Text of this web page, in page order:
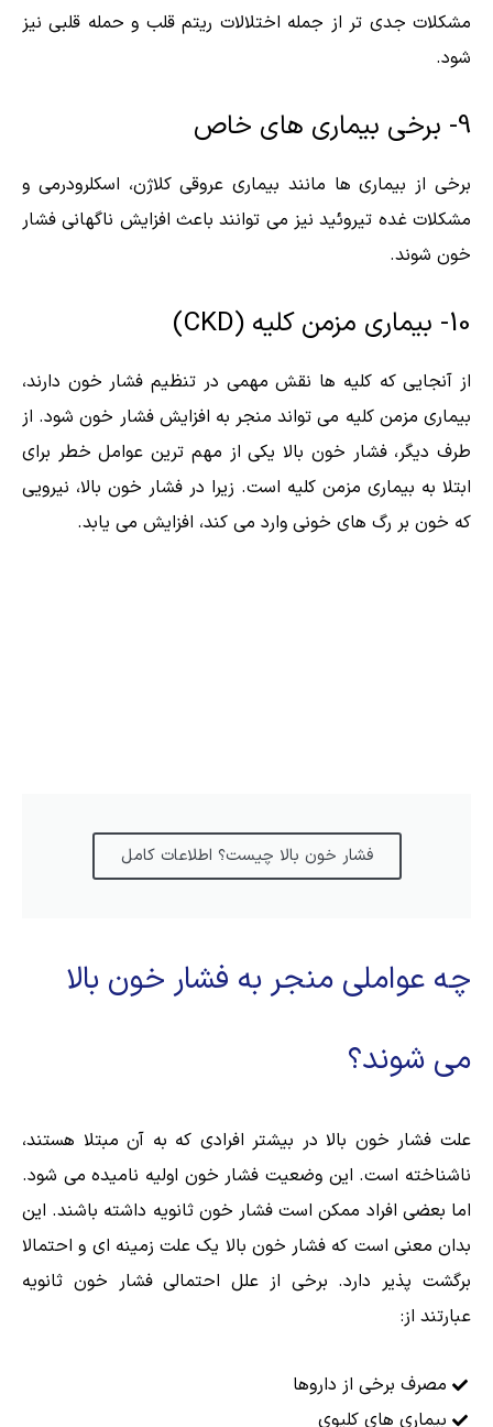
مشکلات جدی تر از جمله اختلالات ریتم قلب و حمله قلبی نیز
شود.
9- برخی بیماری های خاص
برخی از بیماری ها مانند بیماری عروقی کلاژن، اسکلرودرمی و
مشکلات غده تیروئید نیز می توانند باعث افزایش ناگهانی فشار
خون شوند.
10- بیماری مزمن کلیه (CKD)
از آنجایی که کلیه ها نقش مهمی در تنظیم فشار خون دارند،
بیماری مزمن کلیه می تواند منجر به افزایش فشار خون شود. از
طرف دیگر، فشار خون بالا یکی از مهم ترین عوامل خطر برای
ابتلا به بیماری مزمن کلیه است. زیرا در فشار خون بالا، نیرویی
که خون بر رگ های خونی وارد می کند، افزایش می یابد.
فشار خون بالا چیست؟ اطلاعات کامل
چه عواملی منجر به فشار خون بالا
می شوند؟
علت فشار خون بالا در بیشتر افرادی که به آن مبتلا هستند،
ناشناخته است. این وضعیت فشار خون اولیه نامیده می شود.
اما بعضی افراد ممکن است فشار خون ثانویه داشته باشند. این
بدان معنی است که فشار خون بالا یک علت زمینه ای و احتمالا
برگشت پذیر دارد. برخی از علل احتمالی فشار خون ثانویه
عبارتند از:
مصرف برخی از داروها
بیماری های کلیوی